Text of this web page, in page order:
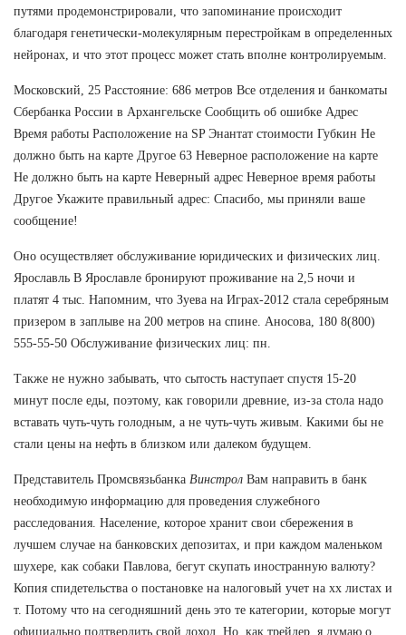
путями продемонстрировали, что запоминание происходит
благодаря генетически-молекулярным перестройкам в определенных
нейронах, и что этот процесс может стать вполне контролируемым.
Московский, 25 Расстояние: 686 метров Все отделения и банкоматы
Сбербанка России в Архангельске Сообщить об ошибке Адрес
Время работы Расположение на SP Энантат стоимости Губкин Не
должно быть на карте Другое 63 Неверное расположение на карте
Не должно быть на карте Неверный адрес Неверное время работы
Другое Укажите правильный адрес: Спасибо, мы приняли ваше
сообщение!
Оно осуществляет обслуживание юридических и физических лиц.
Ярославль В Ярославле бронируют проживание на 2,5 ночи и
платят 4 тыс. Напомним, что Зуева на Играх-2012 стала серебряным
призером в заплыве на 200 метров на спине. Аносова, 180 8(800)
555-55-50 Обслуживание физических лиц: пн.
Также не нужно забывать, что сытость наступает спустя 15-20
минут после еды, поэтому, как говорили древние, из-за стола надо
вставать чуть-чуть голодным, а не чуть-чуть живым. Какими бы не
стали цены на нефть в близком или далеком будущем.
Представитель Промсвязьбанка Винстрол Вам направить в банк
необходимую информацию для проведения служебного
расследования. Население, которое хранит свои сбережения в
лучшем случае на банковских депозитах, и при каждом маленьком
шухере, как собаки Павлова, бегут скупать иностранную валюту?
Копия спидетельства о постановке на налоговый учет на хх листах и
т. Потому что на сегодняшний день это те категории, которые могут
официально подтвердить свой доход. Но, как трейдер, я думаю о